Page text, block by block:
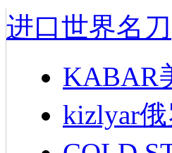
进口世界名刀
KABAR
kizlyar